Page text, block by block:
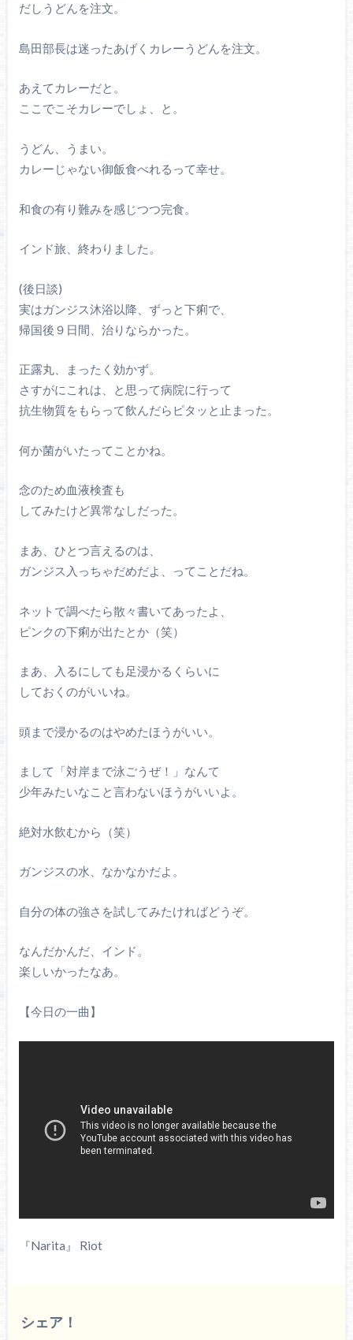
だしうどんを注文。
島田部長は迷ったあげくカレーうどんを注文。
あえてカレーだと。
ここでこそカレーでしょ、と。
うどん、うまい。
カレーじゃない御飯食べれるって幸せ。
和食の有り難みを感じつつ完食。
インド旅、終わりました。
(後日談)
実はガンジス沐浴以降、ずっと下痢で、
帰国後９日間、治りならかった。
正露丸、まったく効かず。
さすがにこれは、と思って病院に行って
抗生物質をもらって飲んだらピタッと止まった。
何か菌がいたってことかね。
念のため血液検査も
してみたけど異常なしだった。
まあ、ひとつ言えるのは、
ガンジス入っちゃだめだよ、ってことだね。
ネットで調べたら散々書いてあったよ、
ピンクの下痢が出たとか（笑）
まあ、入るにしても足浸かるくらいに
しておくのがいいね。
頭まで浸かるのはやめたほうがいい。
まして「対岸まで泳ごうぜ！」なんて
少年みたいなこと言わないほうがいいよ。
絶対水飲むから（笑）
ガンジスの水、なかなかだよ。
自分の体の強さを試してみたければどうぞ。
なんだかんだ、インド。
楽しいかったなあ。
【今日の一曲】
『Narita』 Riot
シェア！